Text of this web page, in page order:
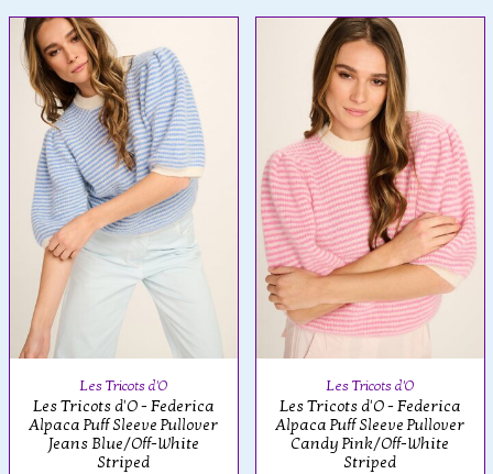
Les Tricots d'O
Les Tricots d'O - Federica
Alpaca Puff Sleeve Pullover
Jeans Blue/Off-White
Striped
Les Tricots d'O
Les Tricots d'O - Federica
Alpaca Puff Sleeve Pullover
Candy Pink/Off-White
Striped